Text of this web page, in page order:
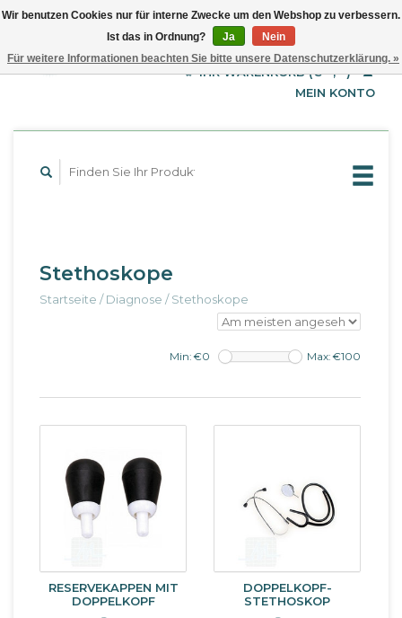
EUR
GBP
USD
English
Français
IHR WARENKORB (€--,--)
MEIN KONTO
Stethoskope
Startseite /Diagnose /Stethoskope
Min: €0 Max: €100
RESERVEKAPPEN MIT
DOPPELKOPF
DOPPELKOPF-
STETHOSKOP
Wir benutzen Cookies nur für interne Zwecke um den Webshop zu verbessern.
Ist das in Ordnung?
Ja
Nein
Für weitere Informationen beachten Sie bitte unsere Datenschutzerklärung. »